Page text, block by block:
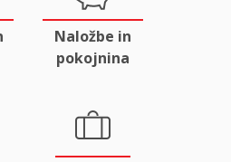
Naložbe in
pokojnina